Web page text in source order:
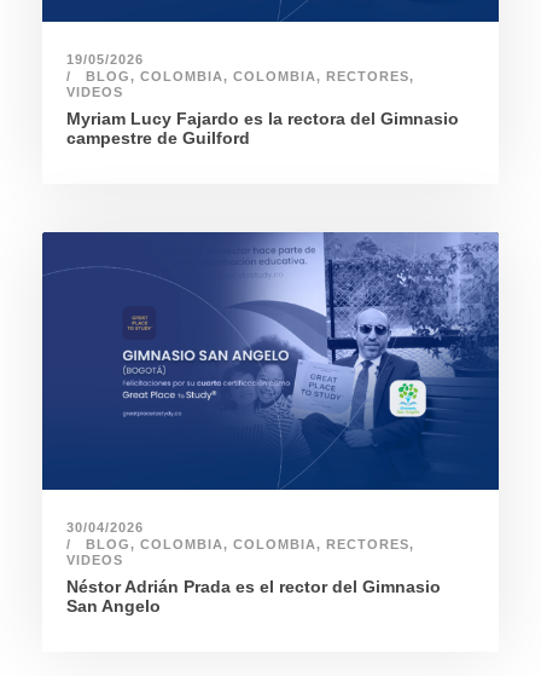
19/05/2026
BLOG, COLOMBIA, COLOMBIA, RECTORES,
VIDEOS
Myriam Lucy Fajardo es la rectora del Gimnasio
campestre de Guilford
30/04/2026
BLOG, COLOMBIA, COLOMBIA, RECTORES,
VIDEOS
Néstor Adrián Prada es el rector del Gimnasio
San Angelo